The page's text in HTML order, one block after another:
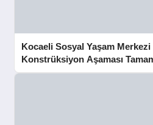
Kocaeli Sosyal Yaşam Merkezi
Konstrüksiyon Aşaması